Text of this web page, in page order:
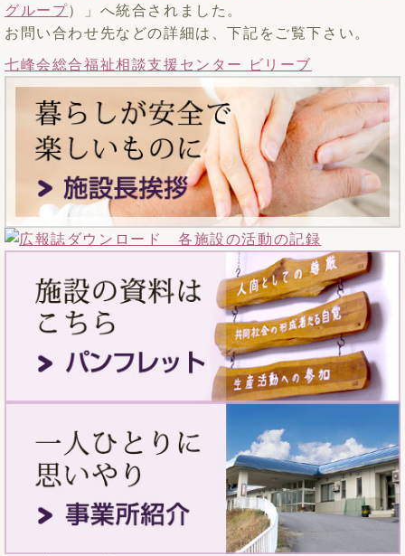
グループ）」へ統合されました。
お問い合わせ先などの詳細は、下記をご覧下さい。
七峰会総合福祉相談支援センター ビリーブ